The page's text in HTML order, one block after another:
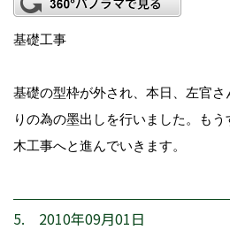
基礎工事
基礎の型枠が外され、本日、左官
りの為の墨出しを行いました。もう
木工事へと進んでいきます。
5. 2010年09月01日